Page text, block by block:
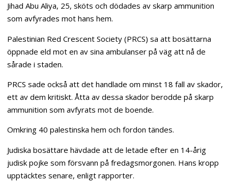
Jihad Abu Aliya, 25, sköts och dödades av skarp ammunition
som avfyrades mot hans hem.
Palestinian Red Crescent Society (PRCS) sa att bosättarna
öppnade eld mot en av sina ambulanser på väg att nå de
sårade i staden.
PRCS sade också att det handlade om minst 18 fall av skador,
ett av dem kritiskt. Åtta av dessa skador berodde på skarp
ammunition som avfyrats mot de boende.
Omkring 40 palestinska hem och fordon tändes.
Judiska bosättare hävdade att de letade efter en 14-årig
judisk pojke som försvann på fredagsmorgonen. Hans kropp
upptäcktes senare, enligt rapporter.